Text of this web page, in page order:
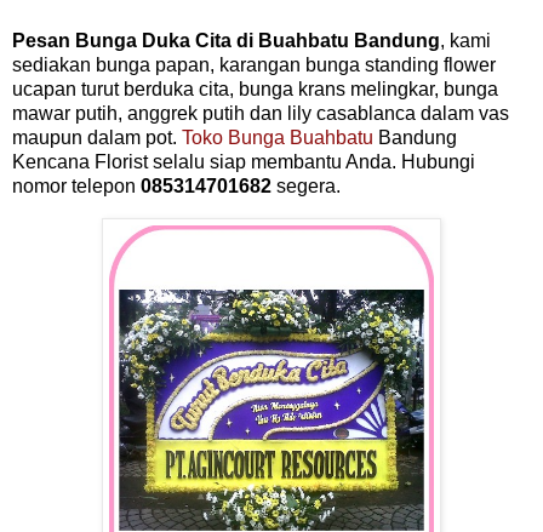
Pesan Bunga Duka Cita di Buahbatu Bandung, kami
sediakan bunga papan, karangan bunga standing flower
ucapan turut berduka cita, bunga krans melingkar, bunga
mawar putih, anggrek putih dan lily casablanca dalam vas
maupun dalam pot. Toko Bunga Buahbatu Bandung
Kencana Florist selalu siap membantu Anda. Hubungi
nomor telepon 085314701682 segera.